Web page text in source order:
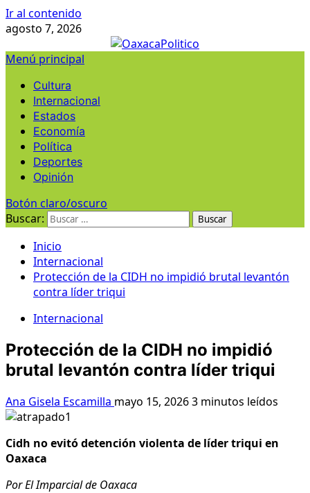
Ir al contenido
agosto 7, 2026
Menú principal
Cultura
Internacional
Estados
Economía
Política
Deportes
Opinión
Botón claro/oscuro
Buscar:
Inicio
Internacional
Protección de la CIDH no impidió brutal levantón
contra líder triqui
Internacional
Protección de la CIDH no impidió
brutal levantón contra líder triqui
Ana Gisela Escamilla mayo 15, 20263 minutos leídos
Cidh no evitó detención violenta de líder triqui en
Oaxaca
Por El Imparcial de Oaxaca